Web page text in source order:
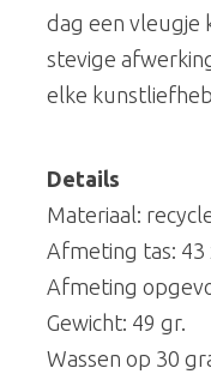
dag een vleugje
stevige
elke
Details
Materiaal:
Afmeting tas: 43
Afmeting
Gewicht: 49 gr.
Wassen op 30